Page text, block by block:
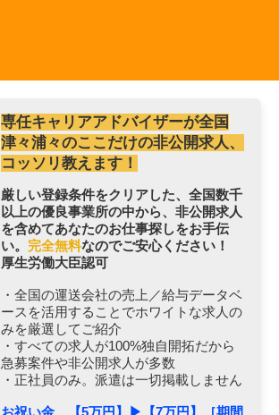
専任キャリアアドバイザーが全国
津々浦々のここだけの非公開求人、
コッソリ教えます！
厳しい登録条件をクリアした、全国数千
以上の優良事業所の中から、非公開求人
を含めてあなたのお仕事探しをお手伝
い。 完全無料なのでご安心ください！
厚生労働大臣認可
・全国の運送会社の売上／給与データベ
ースを活用することでホワイトな求人の
みを厳選してご紹介
・すべての求人が100%独自開拓だから
急募案件や非公開求人が多数
・正社員のみ。派遣は一切掲載しません
お祝い金 【5万円】▶︎【7万円】［期間